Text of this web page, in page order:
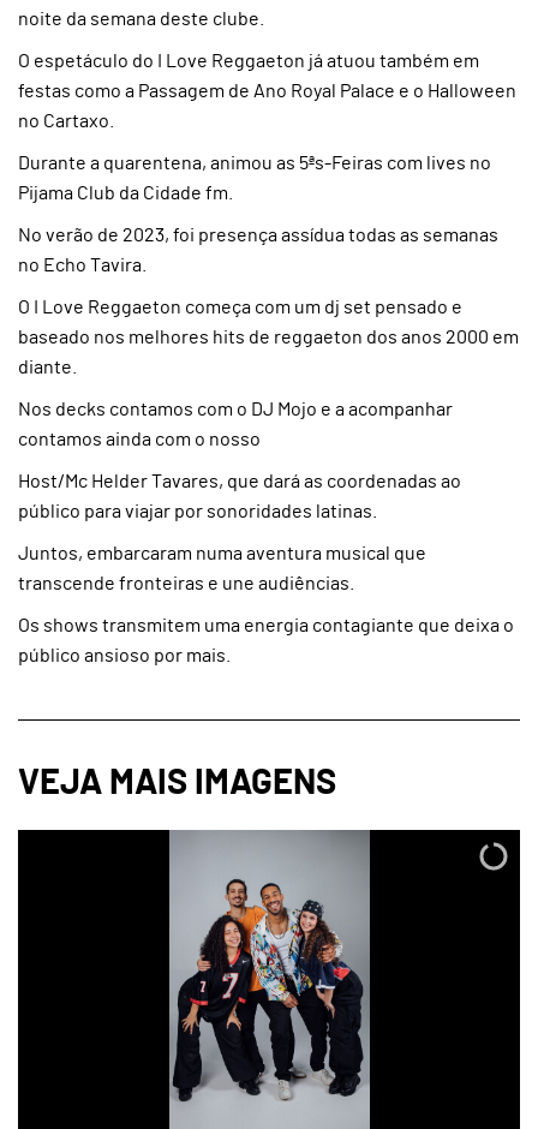
noite da semana deste clube.
O espetáculo do I Love Reggaeton já atuou também em
festas como a Passagem de Ano Royal Palace e o Halloween
no Cartaxo.
Durante a quarentena, animou as 5ªs-Feiras com lives no
Pijama Club da Cidade fm.
No verão de 2023, foi presença assídua todas as semanas
no Echo Tavira.
O I Love Reggaeton começa com um dj set pensado e
baseado nos melhores hits de reggaeton dos anos 2000 em
diante.
Nos decks contamos com o DJ Mojo e a acompanhar
contamos ainda com o nosso
Host/Mc Helder Tavares, que dará as coordenadas ao
público para viajar por sonoridades latinas.
Juntos, embarcaram numa aventura musical que
transcende fronteiras e une audiências.
Os shows transmitem uma energia contagiante que deixa o
público ansioso por mais.